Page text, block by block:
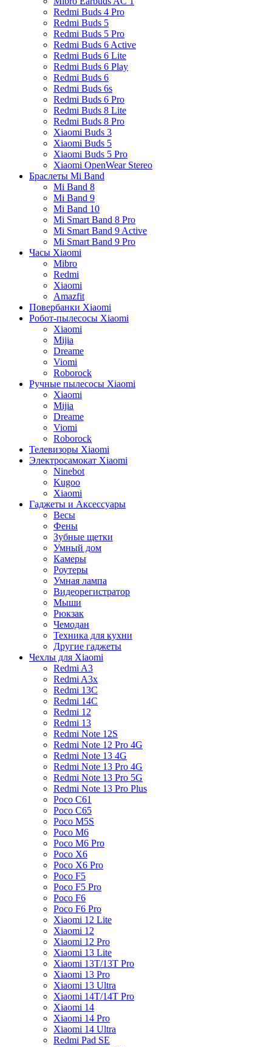
Redmi Buds 4 Pro
Redmi Buds 5
Redmi Buds 5 Pro
Redmi Buds 6 Active
Redmi Buds 6 Lite
Redmi Buds 6 Play
Redmi Buds 6
Redmi Buds 6s
Redmi Buds 6 Pro
Redmi Buds 8 Lite
Redmi Buds 8 Pro
Xiaomi Buds 3
Xiaomi Buds 5
Xiaomi Buds 5 Pro
Xiaomi OpenWear Stereo
Браслеты Mi Band
Mi Band 8
Mi Band 9
Mi Band 10
Mi Smart Band 8 Pro
Mi Smart Band 9 Active
Mi Smart Band 9 Pro
Часы Xiaomi
Mibro
Redmi
Xiaomi
Amazfit
Повербанки Xiaomi
Робот-пылесосы Xiaomi
Xiaomi
Mijia
Dreame
Viomi
Roborock
Ручные пылесосы Xiaomi
Xiaomi
Mijia
Dreame
Viomi
Roborock
Телевизоры Xiaomi
Электросамокат Xiaomi
Ninebot
Kugoo
Xiaomi
Гаджеты и Аксессуары
Весы
Фены
Зубные щетки
Умный дом
Камеры
Роутеры
Умная лампа
Видеорегистратор
Мыши
Рюкзак
Чемодан
Техника для кухни
Другие гаджеты
Чехлы для Xiaomi
Redmi A3
Redmi A3x
Redmi 13C
Redmi 14C
Redmi 12
Redmi 13
Redmi Note 12S
Redmi Note 12 Pro 4G
Redmi Note 13 4G
Redmi Note 13 Pro 4G
Redmi Note 13 Pro 5G
Redmi Note 13 Pro Plus
Poco C61
Poco C65
Poco M5S
Poco M6
Poco M6 Pro
Poco X6
Poco X6 Pro
Poco F5
Poco F5 Pro
Poco F6
Poco F6 Pro
Xiaomi 12 Lite
Xiaomi 12
Xiaomi 12 Pro
Xiaomi 13 Lite
Xiaomi 13T/13T Pro
Xiaomi 13 Pro
Xiaomi 13 Ultra
Xiaomi 14T/14T Pro
Xiaomi 14
Xiaomi 14 Pro
Xiaomi 14 Ultra
Redmi Pad SE